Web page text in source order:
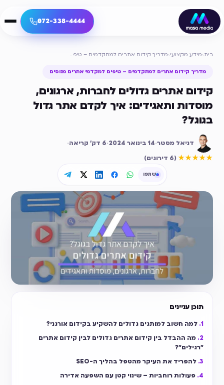
072-338-4444
בית›מידע מקצועי› מדריך קידום אתרים למתקדמים – טיפים למקדמי אתרים מנוסים
מדריך קידום אתרים למתקדמים – טיפים למקדמי אתרים מנוסים
קידום אתרים גדולים לחברות, ארגונים,
מוסדות ותאגידים: איך לקדם אתר גדול
בגוגל?
דניאל מסטר·14 בינואר 2024 ·
6 דק׳ קריאה·
★★★★★
(6 דירוגים )
שתפו
תוכן עניינים
למה חשוב למותגים גדולים להשקיע בקידום אורגני?
מה ההבדל בין קידום אתרים גדולים לבין קידום אתרים
״רגילים״?
להפריד את העיקר מהטפל בהליך ה-SEO
פעולות רוחביות – שינוי קטן עם השפעה אדירה